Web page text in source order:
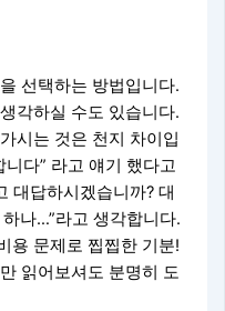
선택하는 방법입니다.
각하실 수도 있습니다.
시는 것은 천지 차이입
다” 라고 얘기 했다고
대답하시겠습니까? 대
나…”라고 생각합니다.
용 문제로 찝찝한 기분!
읽어보셔도 분명히 도